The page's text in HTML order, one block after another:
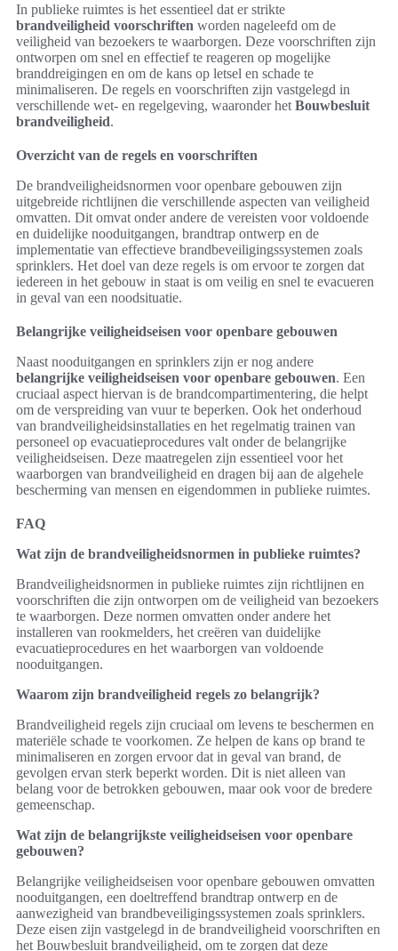
In publieke ruimtes is het essentieel dat er strikte
brandveiligheid voorschriften worden nageleefd om de
veiligheid van bezoekers te waarborgen. Deze voorschriften zijn
ontworpen om snel en effectief te reageren op mogelijke
branddreigingen en om de kans op letsel en schade te
minimaliseren. De regels en voorschriften zijn vastgelegd in
verschillende wet- en regelgeving, waaronder het Bouwbesluit
brandveiligheid.
Overzicht van de regels en voorschriften
De brandveiligheidsnormen voor openbare gebouwen zijn
uitgebreide richtlijnen die verschillende aspecten van veiligheid
omvatten. Dit omvat onder andere de vereisten voor voldoende
en duidelijke nooduitgangen, brandtrap ontwerp en de
implementatie van effectieve brandbeveiligingssystemen zoals
sprinklers. Het doel van deze regels is om ervoor te zorgen dat
iedereen in het gebouw in staat is om veilig en snel te evacueren
in geval van een noodsituatie.
Belangrijke veiligheidseisen voor openbare gebouwen
Naast nooduitgangen en sprinklers zijn er nog andere
belangrijke veiligheidseisen voor openbare gebouwen. Een
cruciaal aspect hiervan is de brandcompartimentering, die helpt
om de verspreiding van vuur te beperken. Ook het onderhoud
van brandveiligheidsinstallaties en het regelmatig trainen van
personeel op evacuatieprocedures valt onder de belangrijke
veiligheidseisen. Deze maatregelen zijn essentieel voor het
waarborgen van brandveiligheid en dragen bij aan de algehele
bescherming van mensen en eigendommen in publieke ruimtes.
FAQ
Wat zijn de brandveiligheidsnormen in publieke ruimtes?
Brandveiligheidsnormen in publieke ruimtes zijn richtlijnen en
voorschriften die zijn ontworpen om de veiligheid van bezoekers
te waarborgen. Deze normen omvatten onder andere het
installeren van rookmelders, het creëren van duidelijke
evacuatieprocedures en het waarborgen van voldoende
nooduitgangen.
Waarom zijn brandveiligheid regels zo belangrijk?
Brandveiligheid regels zijn cruciaal om levens te beschermen en
materiële schade te voorkomen. Ze helpen de kans op brand te
minimaliseren en zorgen ervoor dat in geval van brand, de
gevolgen ervan sterk beperkt worden. Dit is niet alleen van
belang voor de betrokken gebouwen, maar ook voor de bredere
gemeenschap.
Wat zijn de belangrijkste veiligheidseisen voor openbare
gebouwen?
Belangrijke veiligheidseisen voor openbare gebouwen omvatten
nooduitgangen, een doeltreffend brandtrap ontwerp en de
aanwezigheid van brandbeveiligingssystemen zoals sprinklers.
Deze eisen zijn vastgelegd in de brandveiligheid voorschriften en
het Bouwbesluit brandveiligheid, om te zorgen dat deze